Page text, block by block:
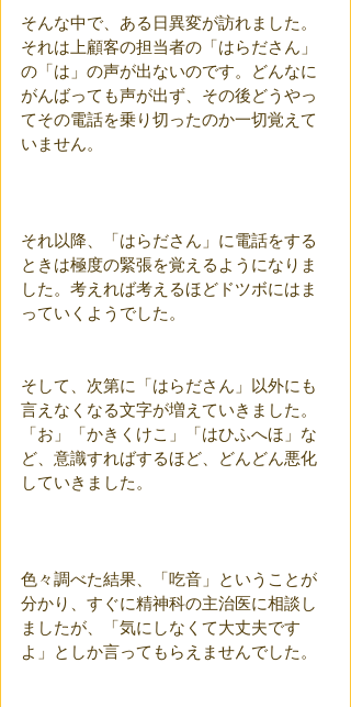
そんな中で、ある日異変が訪れました。
それは上顧客の担当者の「はらださん」
の「は」の声が出ないのです。どんなに
がんばっても声が出ず、その後どうやっ
てその電話を乗り切ったのか一切覚えて
いません。
それ以降、「はらださん」に電話をする
ときは極度の緊張を覚えるようになりま
した。考えれば考えるほどドツボにはま
っていくようでした。
そして、次第に「はらださん」以外にも
言えなくなる文字が増えていきました。
「お」「かきくけこ」「はひふへほ」な
ど、意識すればするほど、どんどん悪化
していきました。
色々調べた結果、「吃音」ということが
分かり、すぐに精神科の主治医に相談し
ましたが、「気にしなくて大丈夫です
よ」としか言ってもらえませんでした。